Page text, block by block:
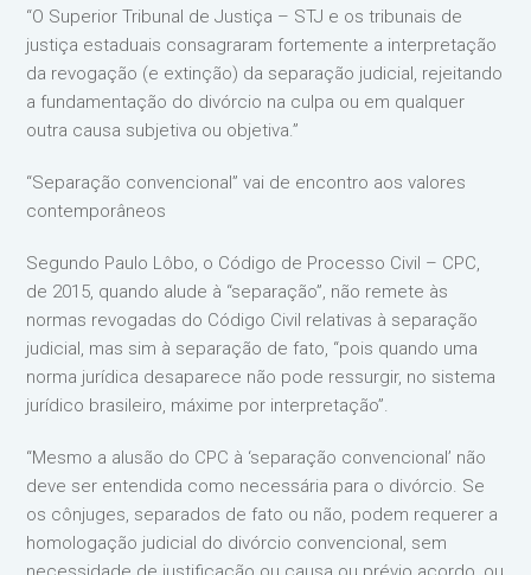
“O Superior Tribunal de Justiça – STJ e os tribunais de
justiça estaduais consagraram fortemente a interpretação
da revogação (e extinção) da separação judicial, rejeitando
a fundamentação do divórcio na culpa ou em qualquer
outra causa subjetiva ou objetiva.”
“Separação convencional” vai de encontro aos valores
contemporâneos
Segundo Paulo Lôbo, o Código de Processo Civil – CPC,
de 2015, quando alude à “separação”, não remete às
normas revogadas do Código Civil relativas à separação
judicial, mas sim à separação de fato, “pois quando uma
norma jurídica desaparece não pode ressurgir, no sistema
jurídico brasileiro, máxime por interpretação”.
“Mesmo a alusão do CPC à ‘separação convencional’ não
deve ser entendida como necessária para o divórcio. Se
os cônjuges, separados de fato ou não, podem requerer a
homologação judicial do divórcio convencional, sem